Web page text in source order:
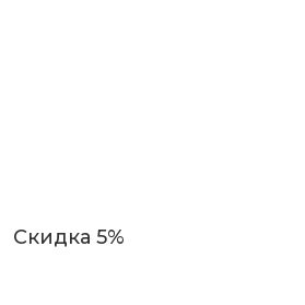
Скидка 5%